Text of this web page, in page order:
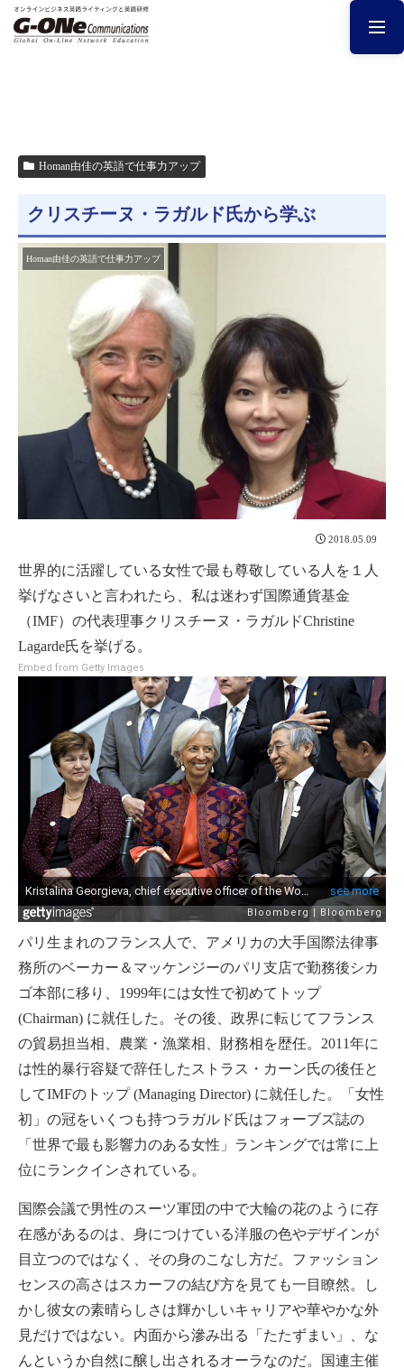
Homan由佳の英語で仕事力アップ
クリスチーヌ・ラガルド氏から学ぶ
Homan由佳の英語で仕事力アップ
2018.05.09
世界的に活躍している女性で最も尊敬している人を１人
挙げなさいと言われたら、私は迷わず国際通貨基金
（IMF）の代表理事クリスチーヌ・ラガルドChristine
Lagarde氏を挙げる。
Embed from Getty Images
パリ生まれのフランス人で、アメリカの大手国際法律事
務所のベーカー＆マッケンジーのパリ支店で勤務後シカ
ゴ本部に移り、1999年には女性で初めてトップ
(Chairman) に就任した。その後、政界に転じてフランス
の貿易担当相、農業・漁業相、財務相を歴任。2011年に
は性的暴行容疑で辞任したストラス・カーン氏の後任と
してIMFのトップ (Managing Director) に就任した。「女性
初」の冠をいくつも持つラガルド氏はフォーブズ誌の
「世界で最も影響力のある女性」ランキングでは常に上
位にランクインされている。
国際会議で男性のスーツ軍団の中で大輪の花のように存
在感があるのは、身につけている洋服の色やデザインが
目立つのではなく、その身のこなし方だ。ファッション
センスの高さはスカーフの結び方を見ても一目瞭然。し
かし彼女の素晴らしさは輝かしいキャリアや華やかな外
見だけではない。内面から滲み出る「たたずまい」、な
んというか自然に醸し出されるオーラなのだ。国連主催